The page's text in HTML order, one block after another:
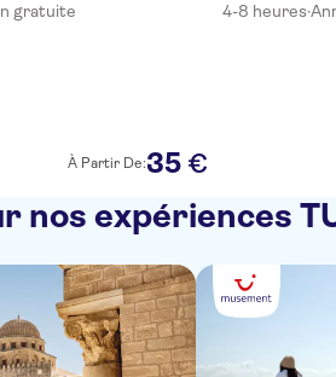
gratuite
À Partir De:35 €
Hammamet
4-8 heures·
nos expériences